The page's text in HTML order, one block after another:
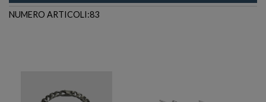
NUMERO ARTICOLI:83